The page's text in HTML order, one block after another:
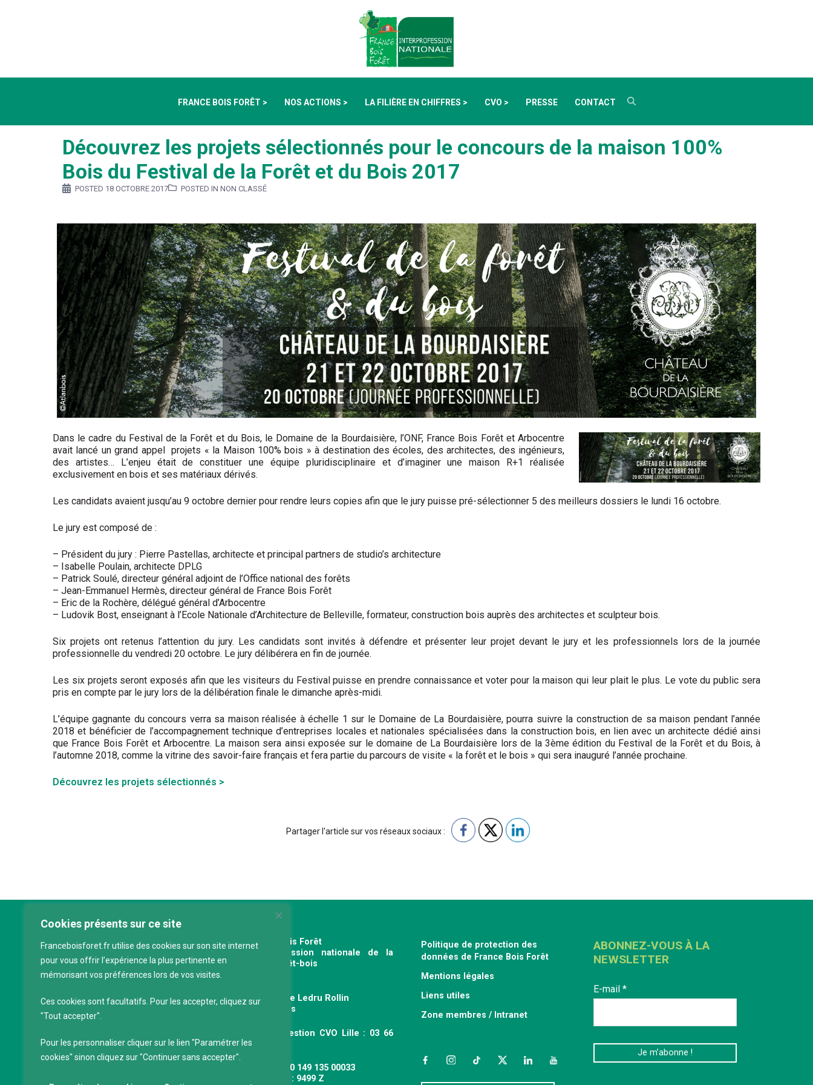
Cookies présents sur ce site
Franceboisforet.fr utilise des cookies sur son site internet
pour vous offrir l’expérience la plus pertinente en
mémorisant vos préférences lors de vos visites.
Ces cookies sont facultatifs. Pour les accepter, cliquez sur
"Tout accepter".
Pour les personnaliser cliquer sur le lien "Paramétrer les
cookies" sinon cliquez sur "Continuer sans accepter".
FRANCE BOIS FORÊT > NOS ACTIONS > LA FILIÈRE EN CHIFFRES > CVO > PRESSE CONTACT
Découvrez les projets sélectionnés pour le concours de la maison 100%
Bois du Festival de la Forêt et du Bois 2017
POSTED 18 OCTOBRE 2017 POSTED IN NON CLASSÉ
Dans le cadre du Festival de la Forêt et du Bois, le Domaine de la Bourdaisière, l’ONF, France Bois Forêt et Arbocentre
avait lancé un grand appel projets « la Maison 100% bois » à destination des écoles, des architectes, des ingénieurs,
des artistes… L’enjeu était de constituer une équipe pluridisciplinaire et d’imaginer une maison R+1 réalisée
exclusivement en bois et ses matériaux dérivés.
Les candidats avaient jusqu’au 9 octobre dernier pour rendre leurs copies afin que le jury puisse pré-sélectionner 5 des meilleurs dossiers le lundi 16 octobre.
Le jury est composé de :
– Président du jury : Pierre Pastellas, architecte et principal partners de studio’s architecture
– Isabelle Poulain, architecte DPLG
– Patrick Soulé, directeur général adjoint de l’Office national des forêts
– Jean-Emmanuel Hermès, directeur général de France Bois Forêt
– Eric de la Rochère, délégué général d’Arbocentre
– Ludovik Bost, enseignant à l’Ecole Nationale d’Architecture de Belleville, formateur, construction bois auprès des architectes et sculpteur bois.
Six projets ont retenus l’attention du jury. Les candidats sont invités à défendre et présenter leur projet devant le jury et les professionnels lors de la journée
professionnelle du vendredi 20 octobre. Le jury délibérera en fin de journée.
Les six projets seront exposés afin que les visiteurs du Festival puisse en prendre connaissance et voter pour la maison qui leur plait le plus. Le vote du public sera
pris en compte par le jury lors de la délibération finale le dimanche après-midi.
L’équipe gagnante du concours verra sa maison réalisée à échelle 1 sur le Domaine de La Bourdaisière, pourra suivre la construction de sa maison pendant l’année
2018 et bénéficier de l’accompagnement technique d’entreprises locales et nationales spécialisées dans la construction bois, en lien avec un architecte dédié ainsi
que France Bois Forêt et Arbocentre. La maison sera ainsi exposée sur le domaine de La Bourdaisière lors de la 3ème édition du Festival de la Forêt et du Bois, à
l’automne 2018, comme la vitrine des savoir-faire français et fera partie du parcours de visite « la forêt et le bois » qui sera inauguré l’année prochaine.
Découvrez les projets sélectionnés >
Partager l'article sur vos réseaux sociaux :
France Bois Forêt
Interprofession nationale de la
filière forêt-bois
120 avenue Ledru Rollin
75011 Paris
Service gestion CVO Lille : 03 66
88 39 63
SIRET : 490 149 135 00033
Code APE : 9499 Z
Politique de protection des
données de France Bois Forêt
Mentions légales
Liens utiles
Zone membres / Intranet
FacebookInstagramTikTokTwitterLinkedInYouTube
ABONNEZ-VOUS À LA
NEWSLETTER
E-mail *